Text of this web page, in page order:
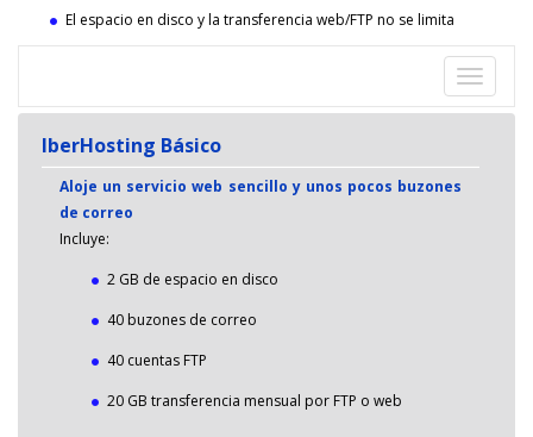
El espacio en disco y la transferencia web/FTP no se limita
IberHosting Básico
Aloje un servicio web sencillo y unos pocos buzones
de correo
Incluye:
2 GB de espacio en disco
40 buzones de correo
40 cuentas FTP
20 GB transferencia mensual por FTP o web